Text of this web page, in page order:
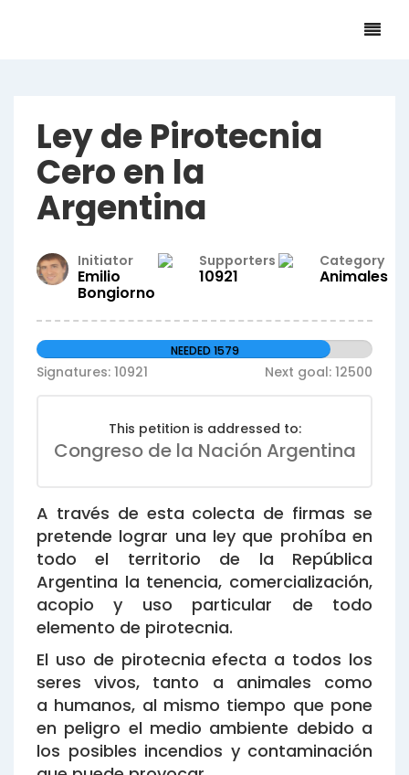
Ley de Pirotecnia
Cero en la
Argentina
Initiator
Emilio
Bongiorno
Supporters
10921
Category
Animales
NEEDED 1579
Signatures: 10921 Next goal: 12500
This petition is addressed to:
Congreso de la Nación Argentina
A través de esta colecta de firmas se
pretende lograr una ley que prohíba en
todo el territorio de la República
Argentina la tenencia, comercialización,
acopio y uso particular de todo
elemento de pirotecnia.
El uso de pirotecnia efecta a todos los
seres vivos, tanto a animales como
a humanos, al mismo tiempo que pone
en peligro el medio ambiente debido a
los posibles incendios y contaminación